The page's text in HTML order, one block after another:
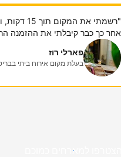
"רשמתי את
אחר כך כבר קיבלתי את ההזמנה
פארלי רוז
בעלת מקום אירוח ביתי
הצטרפו למארחים כמוכם